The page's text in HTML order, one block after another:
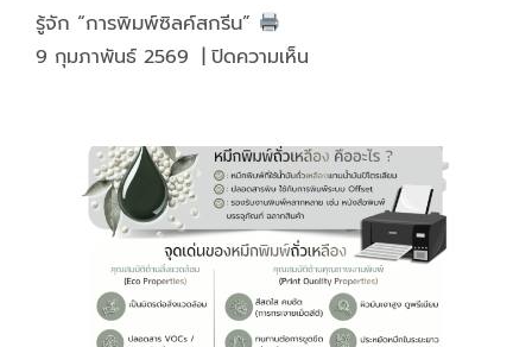
รู้จัก “การพิมพ์ซิลค์สกรีน”
9 กุมภาพันธ์ 2569 | ปิดความเห็นบน
พิมพ์
ซิลค์
สกรีน”